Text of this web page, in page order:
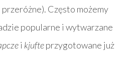
Często możemy
popularne i wytwarzane
i kjufteprzygotowane już